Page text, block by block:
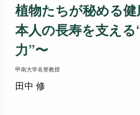
植物たちが秘める健
本人の長寿を支え
力”〜
甲南大学名誉教授
田中 修